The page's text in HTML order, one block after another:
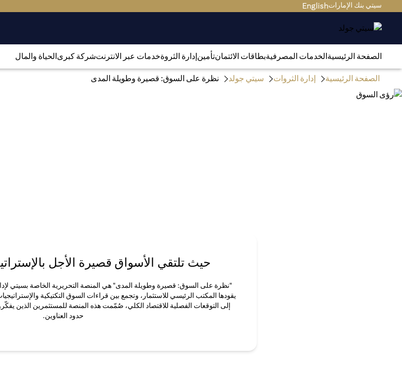
سيتي بنك الإماراتEnglish
الصفحة الرئيسيةالخدمات المصرفيةبطاقات الائتمانتأمينإدارة الثروةخدمات عبر الانترنتشركة كبرىالحياة والمال
الصفحة الرئيسية إدارة الثروات سيتي جولد نظرة على السوق: قصيرة وطويلة المدى
حيث تلتقي الأسواق قصيرة الأجل
"نظرة على السوق: قصيرة وطويلة المدى" هي المنصة التحريرية الخاصة بسيتي
يقودها المكتب الرئيسي للاستثمار، وتجمع بين قراءات السوق التكتيكية
إلى التوقعات الفصلية للاقتصاد الكلي، صُمّمت هذه المنصة للمستثمرين الذين
حدود العناوين.